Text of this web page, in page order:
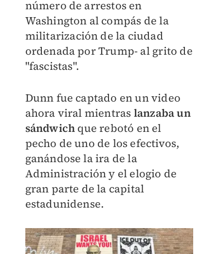
número de arrestos en
Washington al compás de la
militarización de la ciudad
ordenada por Trump- al grito de
"fascistas".
Dunn fue captado en un video
ahora viral mientras lanzaba un
sándwich que rebotó en el
pecho de uno de los efectivos,
ganándose la ira de la
Administración y el elogio de
gran parte de la capital
estadunidense.